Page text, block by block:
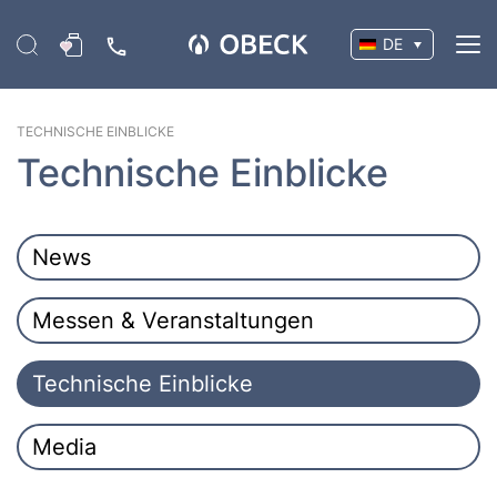
DE
TECHNISCHE EINBLICKE
Technische Einblicke
News
Messen & Veranstaltungen
Technische Einblicke
Media